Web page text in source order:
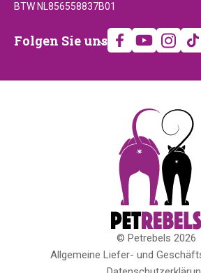
BTW NL856558837B01
Folgen
uns
Folgen Sie uns
© Petrebels 2026
Copyright
Allgemeine Liefer- und